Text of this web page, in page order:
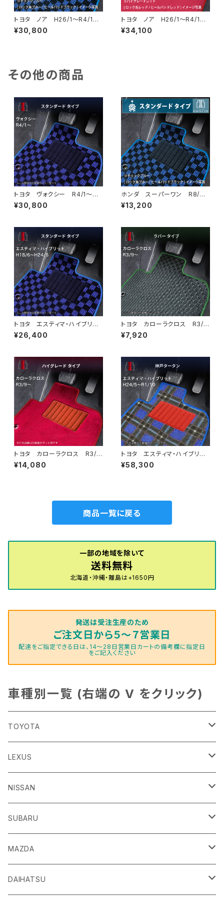
トヨタ ノア H26/1〜R4/1
80系 ステップマット付 フロ
アマット一式 カーマット スタ
¥30,800
トヨタ ノア H26/1〜R4/1
80系 ステップマット付 フロ
アマット一式 カーマット ハイ
¥34,100
その他の商品
トヨタ ヴォクシー R4/1〜
90系 ラゲッジ・ステップマット
付 フロアマット一式 カーマッ
¥30,800
ホンダ スーパーワン R8/
5〜 JG6 フロアマット一式
カーマット スタンダードタイプ
¥13,200
トヨタ エスティマ・ハイブリッ
ド H18/6〜H24/5（前期） 2
0系 フロアマット一式 カーマ
¥26,400
トヨタ カローラクロス R3/
9〜 10系 フロアマット一
式 カーマット 防水 ラバー
¥7,920
トヨタ カローラクロス R3/
9〜 10系 フロアマット一
式 カーマット ハイグレードタ
¥14,080
トヨタ エスティマ・ハイブリッ
ド H24/5〜R1/10（後期） 20
系 フロアマット一式 カーマッ
¥58,300
商品一覧に戻る
一部の地域を除いて
送料無料
北海道・沖縄・離島は+1650円
発送は受注生産のため
ご注文日から５～７営業日
配達をご指定できる日は、14～28日営業日カートの備考欄に指定日
をご記入ください
車種別一覧 (右端の V をクリック)
TOYOTA
86
H24/4～R3/8 ZN6
GR86
R3/10～ ZN8
ｂＢ
H17/12～H28/8 20系
ｂZ４X
R4/5~ XEAM10/11/15・YEAM15
Ｃ-ＨＲ
LEXUS
ＣＴ
H23/1～R4/11
ＥＳ
H30/10～
ＧＳ
H24/1～R2/7
ＨＳ
NISSAN
ＡＤ
H18/12～ Y12
ＧＴ－Ｒ
H19/12～ R35
ＮＴ１００クリッパートラック
SUBARU
ＢＲＺ
H24/3～R3/8 ZC6
ＷＲＸ Ｓ４/ＳＴＩ
MAZDA
ＣＸ－３
DAIHATSU